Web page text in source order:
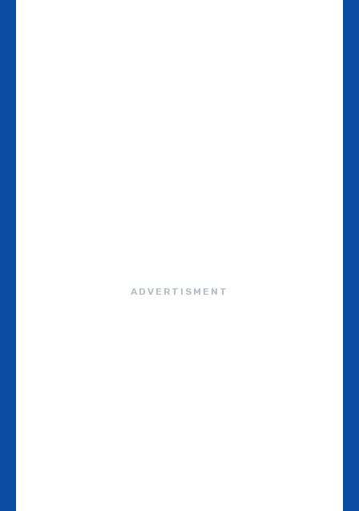
ADVERTISMENT